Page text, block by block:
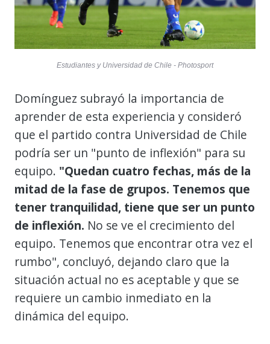
Estudiantes y Universidad de Chile - Photosport
Domínguez subrayó la importancia de
aprender de esta experiencia y consideró
que el partido contra Universidad de Chile
podría ser un "punto de inflexión" para su
equipo. "Quedan cuatro fechas, más de la
mitad de la fase de grupos. Tenemos que
tener tranquilidad, tiene que ser un punto
de inflexión. No se ve el crecimiento del
equipo. Tenemos que encontrar otra vez el
rumbo", concluyó, dejando claro que la
situación actual no es aceptable y que se
requiere un cambio inmediato en la
dinámica del equipo.